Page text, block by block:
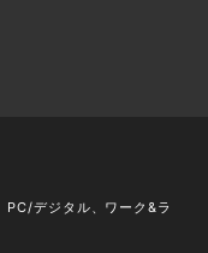
PC/デジタル、ワーク&ラ